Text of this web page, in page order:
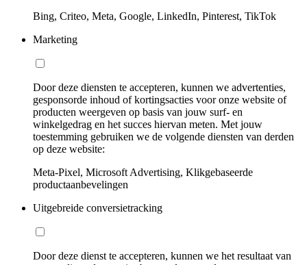
Bing, Criteo, Meta, Google, LinkedIn, Pinterest, TikTok
Marketing
Door deze diensten te accepteren, kunnen we advertenties,
gesponsorde inhoud of kortingsacties voor onze website of
producten weergeven op basis van jouw surf- en
winkelgedrag en het succes hiervan meten. Met jouw
toestemming gebruiken we de volgende diensten van derden
op deze website:
Meta-Pixel, Microsoft Advertising, Klikgebaseerde
productaanbevelingen
Uitgebreide conversietracking
Door deze dienst te accepteren, kunnen we het resultaat van